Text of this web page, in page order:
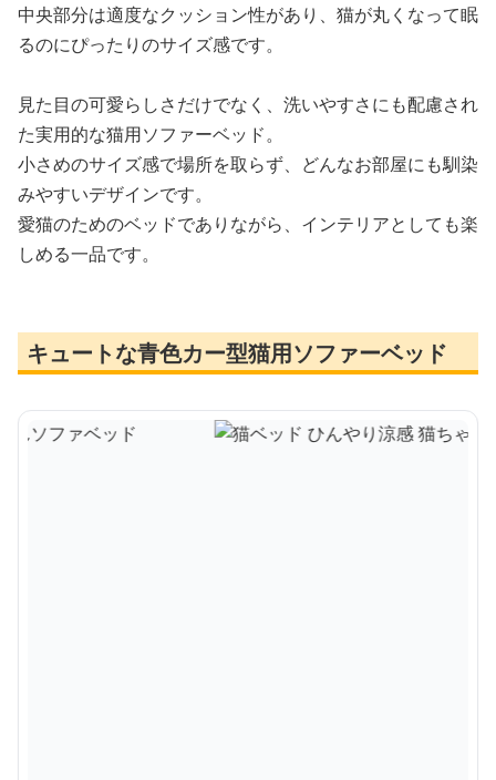
中央部分は適度なクッション性があり、猫が丸くなって眠
るのにぴったりのサイズ感です。
見た目の可愛らしさだけでなく、洗いやすさにも配慮され
た実用的な猫用ソファーベッド。
小さめのサイズ感で場所を取らず、どんなお部屋にも馴染
みやすいデザインです。
愛猫のためのベッドでありながら、インテリアとしても楽
しめる一品です。
キュートな青色カー型猫用ソファーベッド